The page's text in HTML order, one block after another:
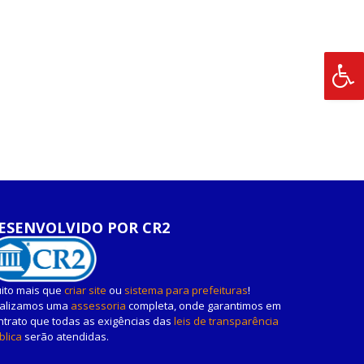
POR CR2
mais que criar site ou sistema para prefeituras!
uma assessoria completa, onde garantimos em
que todas as exigências das leis de transparência
serão atendidas.